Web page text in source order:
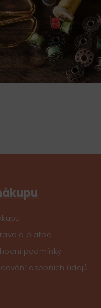
a platba
podmínky
osobních údajů